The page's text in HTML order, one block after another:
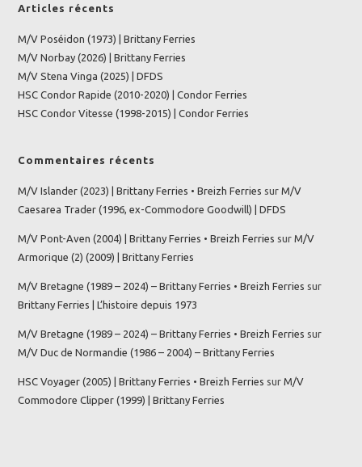
Articles récents
M/V Poséidon (1973) | Brittany Ferries
M/V Norbay (2026) | Brittany Ferries
M/V Stena Vinga (2025) | DFDS
HSC Condor Rapide (2010-2020) | Condor Ferries
HSC Condor Vitesse (1998-2015) | Condor Ferries
Commentaires récents
M/V Islander (2023) | Brittany Ferries • Breizh Ferries surM/V
Caesarea Trader (1996, ex-Commodore Goodwill) | DFDS
M/V Pont-Aven (2004) | Brittany Ferries • Breizh Ferries surM/V
Armorique (2) (2009) | Brittany Ferries
M/V Bretagne (1989 – 2024) – Brittany Ferries • Breizh Ferries sur
Brittany Ferries | L’histoire depuis 1973
M/V Bretagne (1989 – 2024) – Brittany Ferries • Breizh Ferries sur
M/V Duc de Normandie (1986 – 2004) – Brittany Ferries
HSC Voyager (2005) | Brittany Ferries • Breizh Ferries surM/V
Commodore Clipper (1999) | Brittany Ferries